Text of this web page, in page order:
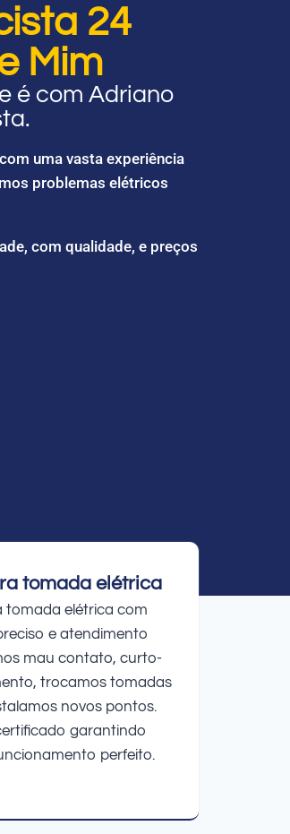
24
Mim
é com Adriano
uma vasta experiência
problemas elétricos
com qualidade, e preços
tomada elétrica
tomada elétrica com
e atendimento
mau contato, curto-
trocamos tomadas
novos pontos.
garantindo
perfeito.